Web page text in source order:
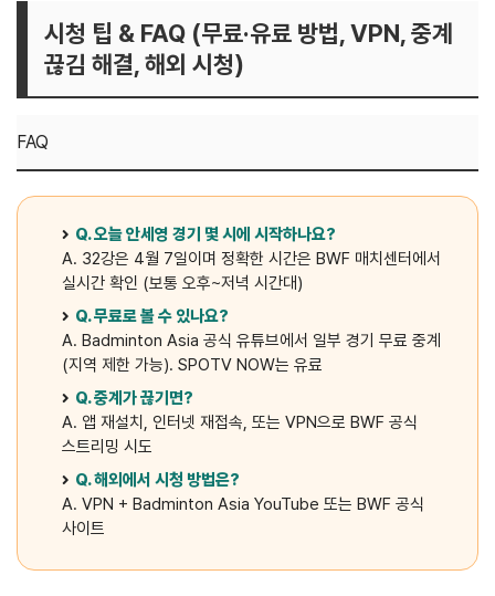
시청 팁 & FAQ (무료·유료 방법, VPN, 중계
끊김 해결, 해외 시청)
FAQ
Q. 오늘 안세영 경기 몇 시에 시작하나요?
A. 32강은 4월 7일이며 정확한 시간은 BWF 매치센터에서
실시간 확인 (보통 오후~저녁 시간대)
Q. 무료로 볼 수 있나요?
A. Badminton Asia 공식 유튜브에서 일부 경기 무료 중계
(지역 제한 가능). SPOTV NOW는 유료
Q. 중계가 끊기면?
A. 앱 재설치, 인터넷 재접속, 또는 VPN으로 BWF 공식
스트리밍 시도
Q. 해외에서 시청 방법은?
A. VPN + Badminton Asia YouTube 또는 BWF 공식
사이트